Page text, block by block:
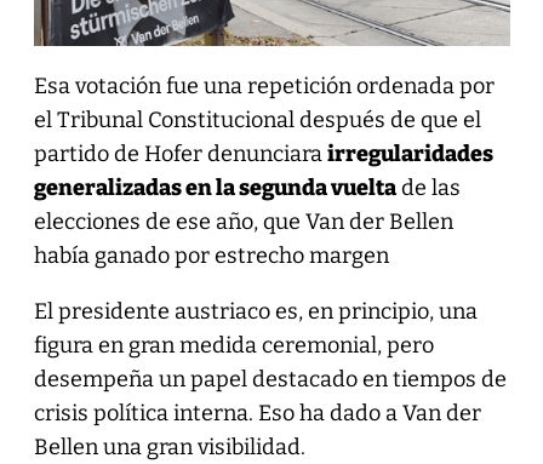
Esa votación fue una repetición ordenada por
el Tribunal Constitucional después de que el
partido de Hofer denunciarairregularidades
generalizadas en la segunda vueltade las
elecciones de ese año, que Van der Bellen
había ganado por estrecho margen
El presidente austriaco es, en principio, una
figura en gran medida ceremonial, pero
desempeña un papel destacado en tiempos de
crisis política interna. Eso ha dado a Van der
Bellen una gran visibilidad.